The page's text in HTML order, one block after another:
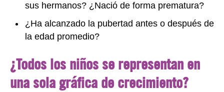
sus hermanos? ¿Nació de forma prematura?
¿Ha alcanzado la pubertad antes o después de
la edad promedio?
¿Todos los niños se representan en
una sola gráfica de crecimiento?